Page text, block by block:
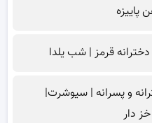
پاییزه
قرمز | شب یلدا
و پسرانه | سیوشرت|
دار